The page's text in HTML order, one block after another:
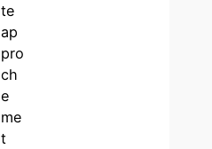
te
ap
pro
ch
e
me
t